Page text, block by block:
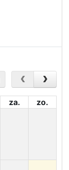
za. zo.